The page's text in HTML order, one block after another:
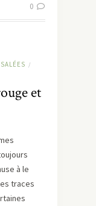
0
/
et
à le
traces